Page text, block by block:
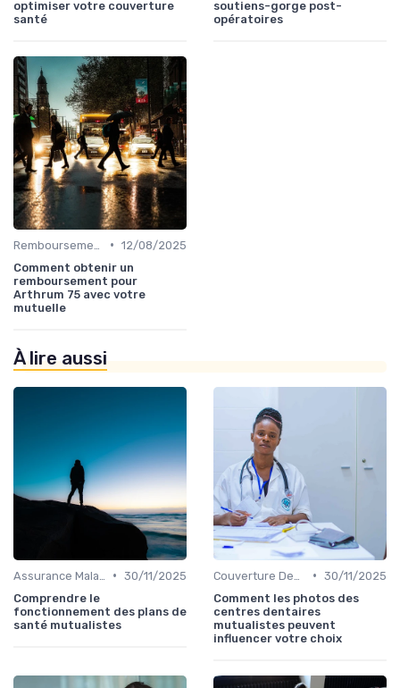
optimiser votre couverture
santé
soutiens-gorge post-
opératoires
• 12/08/2025
Comment obtenir un
remboursement pour
Arthrum 75 avec votre
mutuelle
À lire aussi
• 30/11/2025
Comprendre le
fonctionnement des plans de
santé mutualistes
• 30/11/2025
Comment les photos des
centres dentaires
mutualistes peuvent
influencer votre choix